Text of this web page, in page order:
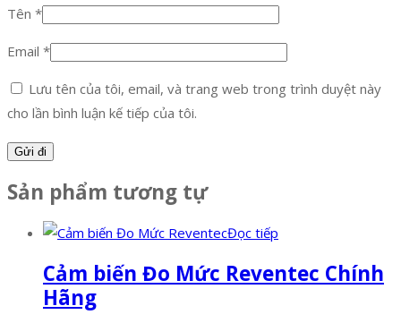
Tên *
Email *
Lưu tên của tôi, email, và trang web trong trình duyệt này
cho lần bình luận kế tiếp của tôi.
Sản phẩm tương tự
Đọc tiếp
Cảm biến Đo Mức Reventec Chính
Hãng